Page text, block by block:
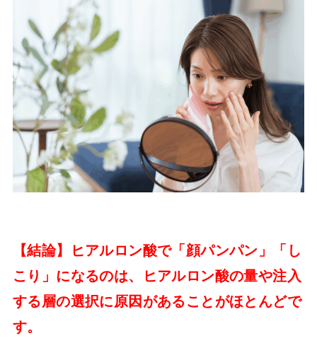
【結論】ヒアルロン酸で「顔パンパン」「し
こり」になるのは、ヒアルロン酸の量や注入
する層の選択に原因があることがほとんどで
す。